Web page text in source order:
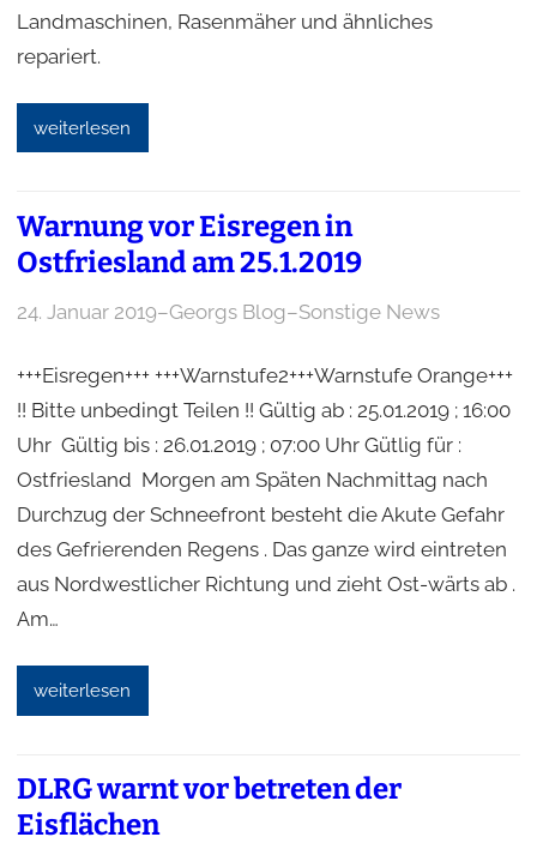
Landmaschinen, Rasenmäher und ähnliches
repariert.
weiterlesen
Warnung vor Eisregen in
Ostfriesland am 25.1.2019
24. Januar 2019–Georgs Blog–Sonstige News
+++Eisregen+++ +++Warnstufe2+++Warnstufe Orange+++
!! Bitte unbedingt Teilen !! Gültig ab : 25.01.2019 ; 16:00
Uhr Gültig bis : 26.01.2019 ; 07:00 Uhr Gütlig für :
Ostfriesland Morgen am Späten Nachmittag nach
Durchzug der Schneefront besteht die Akute Gefahr
des Gefrierenden Regens . Das ganze wird eintreten
aus Nordwestlicher Richtung und zieht Ost-wärts ab .
Am…
weiterlesen
DLRG warnt vor betreten der
Eisflächen